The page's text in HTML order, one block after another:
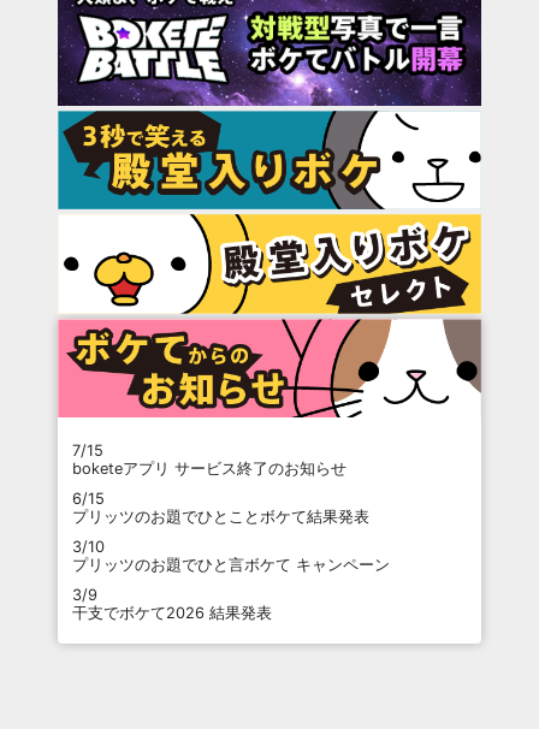
7/15
boketeアプリ サービス終了のお知らせ
6/15
プリッツのお題でひとことボケて結果発表
3/10
プリッツのお題でひと言ボケて キャンペーン
3/9
干支でボケて2026 結果発表